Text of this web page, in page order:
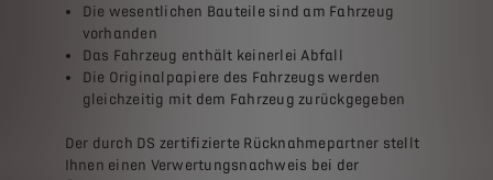
Die wesentlichen Bauteile sind am Fahrzeug
vorhanden
Das Fahrzeug enthält keinerlei Abfall
Die Originalpapiere des Fahrzeugs werden
gleichzeitig mit dem Fahrzeug zurückgegeben
Der durch DS zertifizierte Rücknahmepartner stellt
Ihnen einen Verwertungsnachweis bei der